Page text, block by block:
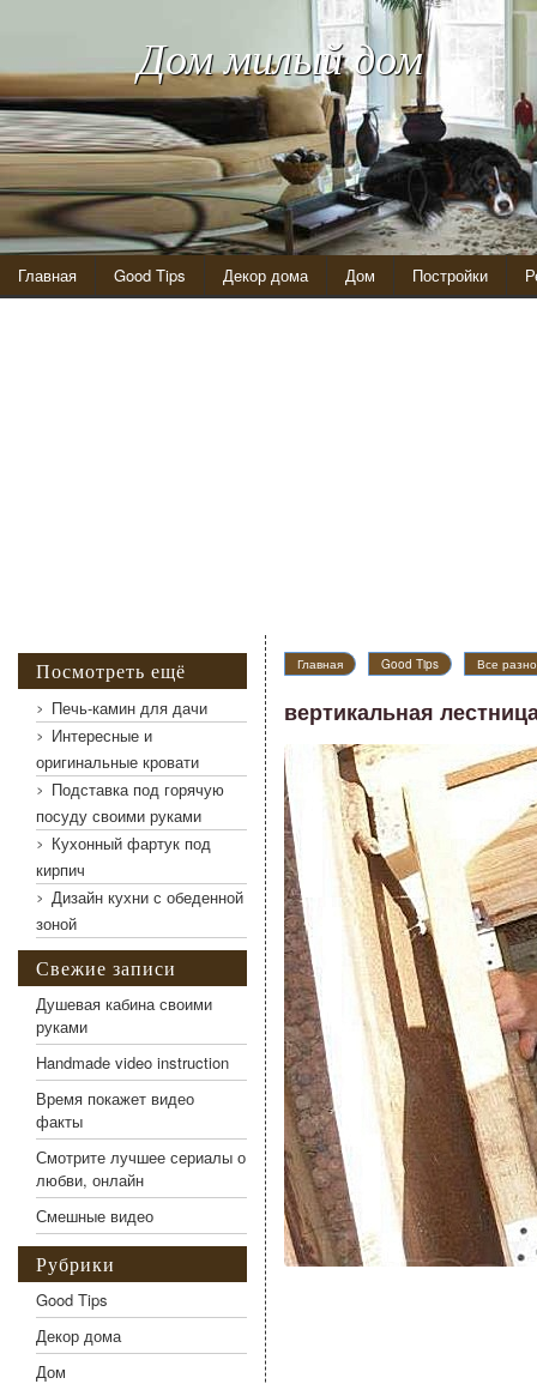
Дом милый дом
Главная Good Tips Декор дома Дом Постройки
Главная Good Tips Все
вертикальная
Посмотреть ещё
Печь-камин для дачи
Интересные и
оригинальные кровати
Подставка под горячую
посуду своими руками
Кухонный фартук под
кирпич
Дизайн кухни с обеденной
зоной
Свежие записи
Душевая кабина своими
руками
Handmade video instruction
Время покажет видео
факты
Смотрите лучшее сериалы о
любви, онлайн
Смешные видео
Рубрики
Good Tips
Декор дома
Дом